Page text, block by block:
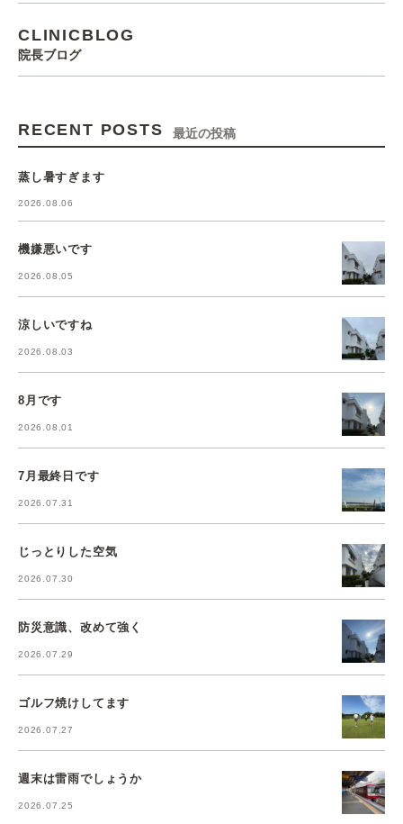
CLINICBLOG
院長ブログ
RECENT POSTS 最近の投稿
蒸し暑すぎます
2026.08.06
機嫌悪いです
2026.08.05
涼しいですね
2026.08.03
8月です
2026.08.01
7月最終日です
2026.07.31
じっとりした空気
2026.07.30
防災意識、改めて強く
2026.07.29
ゴルフ焼けしてます
2026.07.27
週末は雷雨でしょうか
2026.07.25